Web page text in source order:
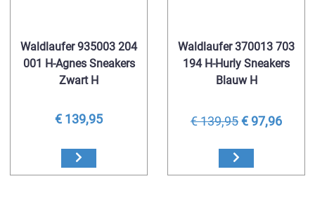
Waldlaufer 935003 204
001 H-Agnes Sneakers
Zwart H
€ 139,95
Waldlaufer 370013 703
194 H-Hurly Sneakers
Blauw H
€ 139,95€ 97,96